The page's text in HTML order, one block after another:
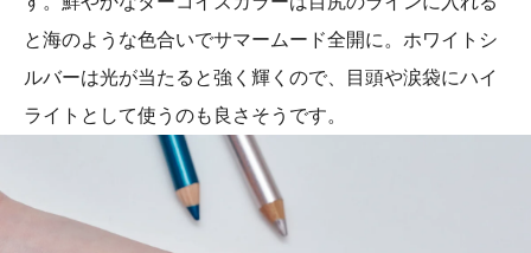
と海のような色合いでサマームード全開に。ホワイトシ
ルバーは光が当たると強く輝くので、目頭や涙袋にハイ
ライトとして使うのも良さそうです。